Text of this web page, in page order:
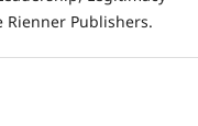
Rienner Publishers.